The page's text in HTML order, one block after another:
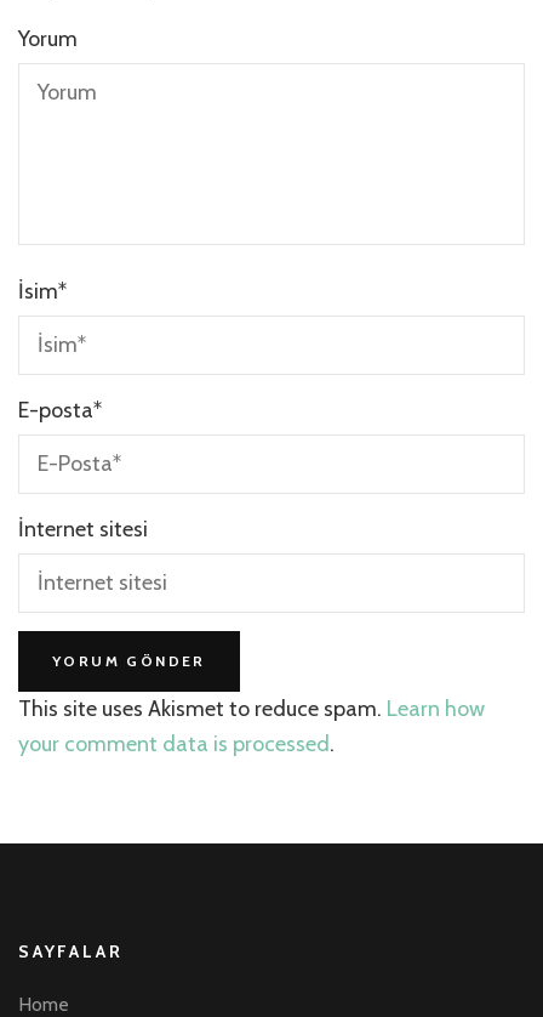
Yorum
İsim*
E-posta*
İnternet sitesi
This site uses Akismet to reduce spam. Learn how
your comment data is processed.
SAYFALAR
Home